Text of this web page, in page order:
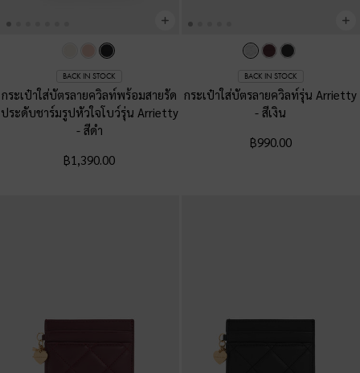
BACK IN STOCK
กระเป๋าใส่บัตรลายควิลท์พร้อมสายรัด
ประดับชาร์มรูปหัวใจโบว์รุ่น Arrietty
- สีดำ
฿1,390.00
BACK IN STOCK
กระเป๋าใส่บัตรลายควิลท์รุ่น Arrietty
-สีเงิน
฿990.00